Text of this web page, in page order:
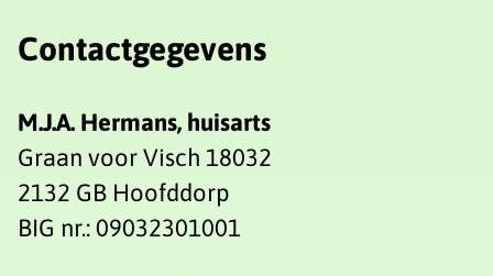
Contactgegevens
M.J.A. Hermans, huisarts
Graan voor Visch 18032
2132 GB Hoofddorp
BIG nr.: 09032301001